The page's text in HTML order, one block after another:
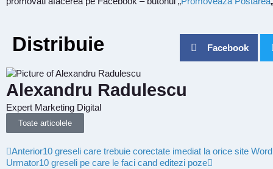
Distribuie Facebook
Alexandru Radulescu
Expert Marketing Digital
Toate articolele
Anterior10 greseli care trebuie corectate imediat la orice site
Urmator10 greseli pe care le faci cand editezi poze